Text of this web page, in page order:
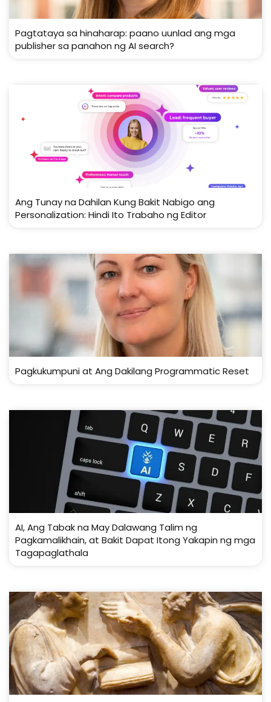
Pagtataya sa hinaharap: paano uunlad ang mga
publisher sa panahon ng AI search?
Ang Tunay na Dahilan Kung Bakit Nabigo ang
Personalization: Hindi Ito Trabaho ng Editor
Pagkukumpuni at Ang Dakilang Programmatic Reset
AI, Ang Tabak na May Dalawang Talim ng
Pagkamalikhain, at Bakit Dapat Itong Yakapin ng mga
Tagapaglathala